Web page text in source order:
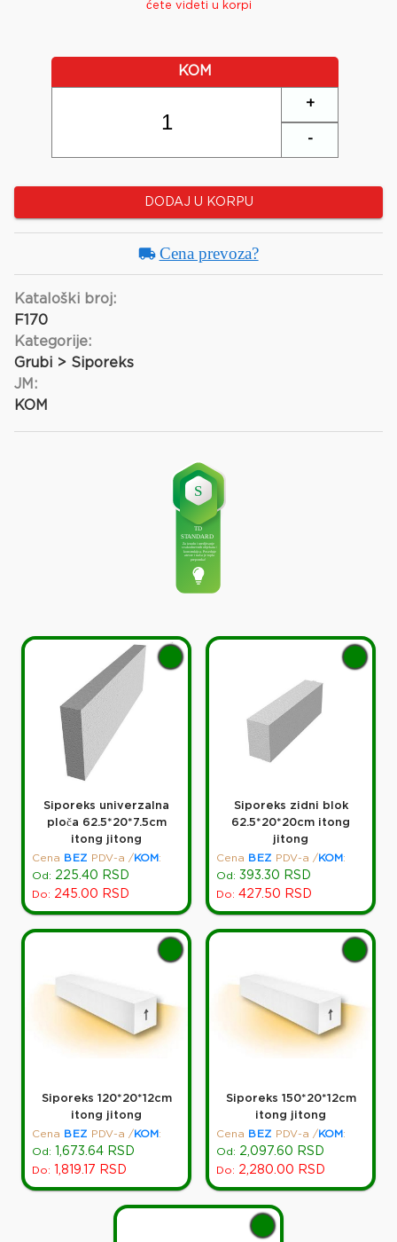
ćete videti u korpi
KOM
+
-
DODAJ U KORPU
Cena prevoza?
Kataloški broj:
F170
Kategorije:
Grubi > Siporeks
JM:
KOM
Siporeks univerzalna
ploča 62.5*20*7.5cm
itong jitong
Cena
BEZ PDV-a / KOM :
Od: 225.40 RSD
Do: 245.00 RSD
Siporeks zidni blok
62.5*20*20cm itong
jitong
Cena
BEZ PDV-a / KOM :
Od: 393.30 RSD
Do: 427.50 RSD
Siporeks 120*20*12cm
itong jitong
Cena
BEZ PDV-a / KOM :
Od:
1,673.64 RSD
Do: 1,819.17 RSD
Siporeks 150*20*12cm
itong jitong
Cena
BEZ PDV-a / KOM :
Od: 2,097.60 RSD
Do: 2,280.00 RSD